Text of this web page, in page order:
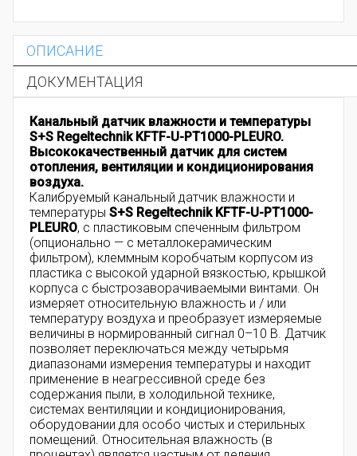
ОПИСАНИЕ
ДОКУМЕНТАЦИЯ
Канальный датчик влажности и температуры
S+S Regeltechnik KFTF-U-PT1000-PLEURO.
Высококачественный датчик для систем
отопления, вентиляции и кондиционирования
воздуха.
Калибруемый канальный датчик влажности и
температуры S+S Regeltechnik KFTF-U-PT1000-
PLEURO, с пластиковым спеченным фильтром
(опционально — с металлокерамическим
фильтром), клеммным коробчатым корпусом из
пластика с высокой ударной вязкостью, крышкой
корпуса с быстрозаворачиваемыми винтами. Он
измеряет относительную влажность и / или
температуру воздуха и преобразует измеряемые
величины в нормированный сигнал 0–10 В. Датчик
позволяет переключаться между четырьмя
диапазонами измерения температуры и находит
применение в неагрессивной среде без
содержания пыли, в холодильной технике,
системах вентиляции и кондиционирования,
оборудовании для особо чистых и стерильных
помещений. Относительная влажность (в